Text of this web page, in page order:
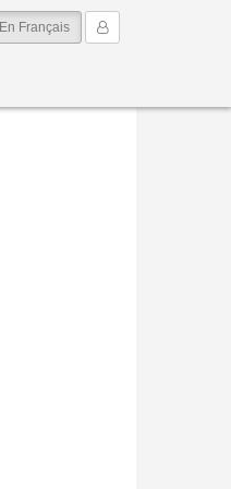
Mon Compte
En Français(current)